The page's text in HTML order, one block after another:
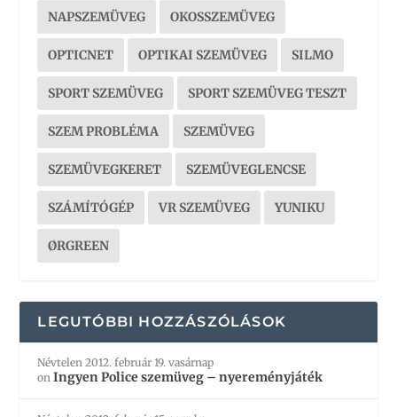
NAPSZEMÜVEG OKOSSZEMÜVEG
OPTICNET OPTIKAI SZEMÜVEG SILMO
SPORT SZEMÜVEG SPORT SZEMÜVEG TESZT
SZEM PROBLÉMA SZEMÜVEG
SZEMÜVEGKERET SZEMÜVEGLENCSE
SZÁMÍTÓGÉP VR SZEMÜVEG YUNIKU
ØRGREEN
LEGUTÓBBI HOZZÁSZÓLÁSOK
Névtelen 2012. február 19. vasárnap
onIngyen Police szemüveg – nyereményjáték